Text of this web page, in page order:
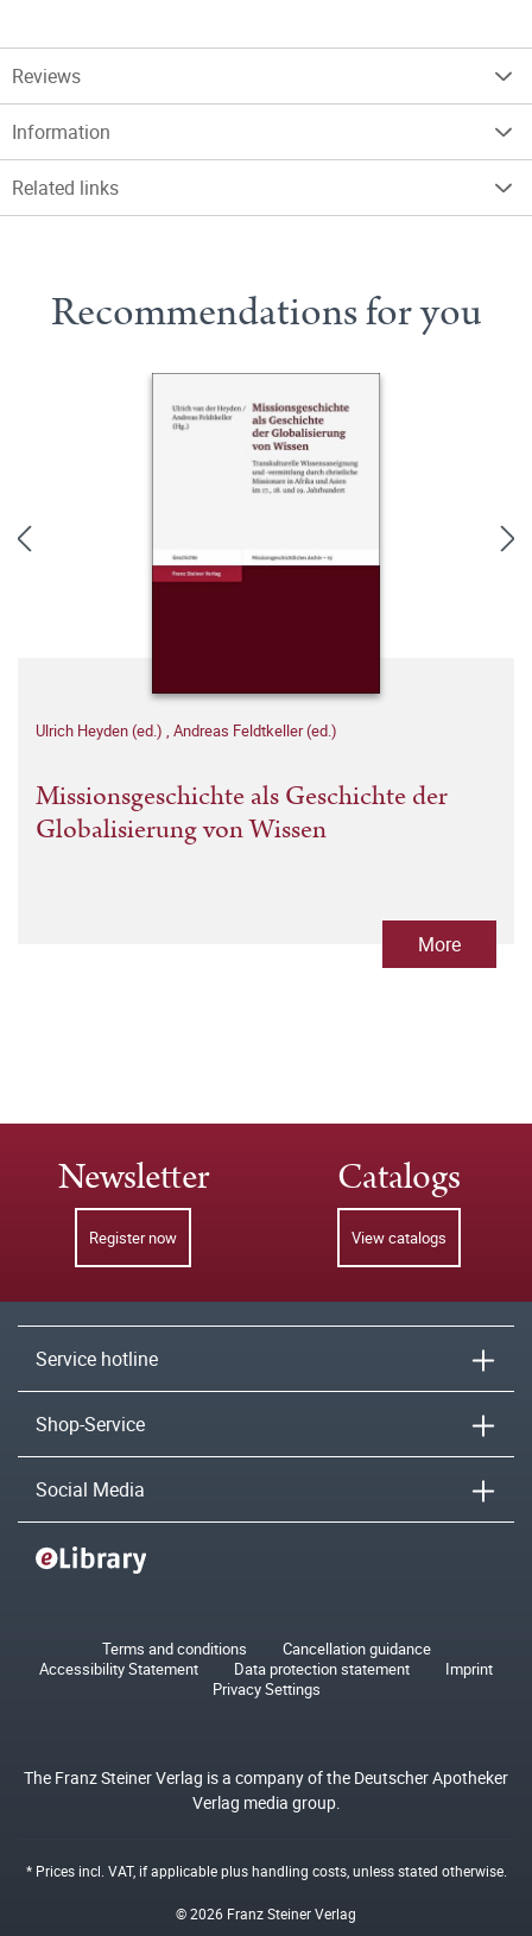
Reviews
Information
Related links
Recommendations for you
Ulrich Heyden (ed.) , Andreas Feldtkeller (ed.)
Missionsgeschichte als Geschichte der
Globalisierung von Wissen
More
Newsletter
Register now
Catalogs
View catalogs
Service hotline
Shop-Service
Social Media
Terms and conditions
Cancellation guidance
Accessibility Statement
Data protection statement
Imprint
Privacy Settings
The Franz Steiner Verlag is a company of the Deutscher Apotheker
Verlag media group.
* Prices incl. VAT, if applicable plushandling costs, unless stated otherwise.
© 2026 Franz Steiner Verlag